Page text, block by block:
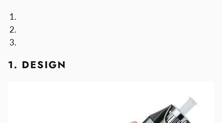
1. DESIGN